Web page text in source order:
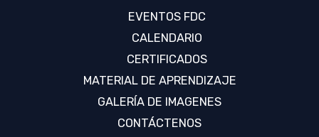
EVENTOS FDC
CALENDARIO
CERTIFICADOS
MATERIAL DE APRENDIZAJE
GALERÍA DE IMAGENES
CONTÁCTENOS